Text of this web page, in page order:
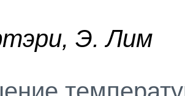
Э. Лим